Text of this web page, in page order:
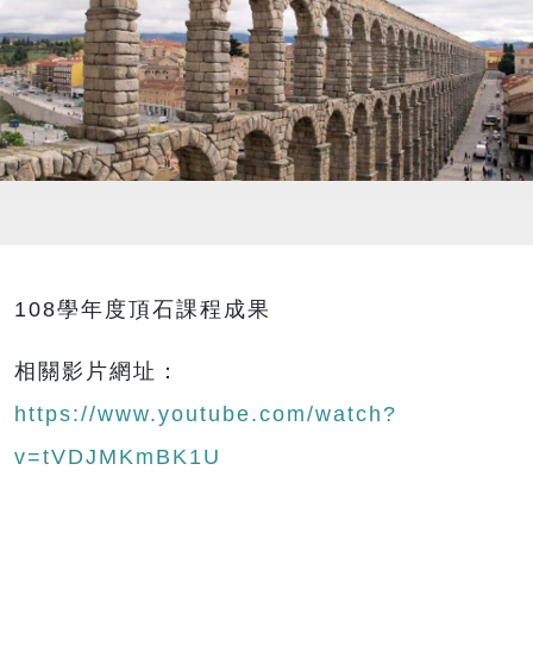
108學年度頂石課程成果
相關影片網址：
https://www.youtube.com/watch?
v=tVDJMKmBK1U